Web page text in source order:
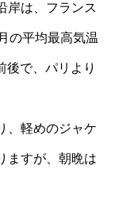
岸は、フランス
の平均最高気温
後で、パリより
、軽めのジャケ
ますが、朝晩は